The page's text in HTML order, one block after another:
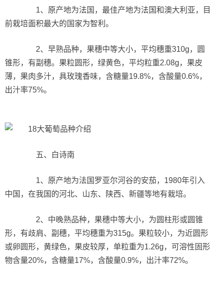
1、原产地为法国，最佳产地为法国和澳大利亚，目
前栽培面积最大的国家为智利。
2、早熟品种，果穗中等大小，平均穗重310g，圆
锥形，有副穗。果粒圆形，绿黄色，平均粒重2.08g，果皮
薄，果肉多汁，具玫瑰香味，含糖量19.8%，含酸量0.6%，
出汁率75%。
五、白诗南
1、原产地为法国罗亚尔河谷的安茄，1980年引入
中国，在我国的河北、山东、陕西、新疆等地有栽培。
2、中晚熟品种，果穗中等大小，为圆柱形或圆锥
形，有歧肩、副穗，平均穗重为315g。果粒较小，为近圆形
或卵圆形，黄绿色，果皮较厚，单粒重为1.26g，可溶性固形
物含量20%，含糖量17%，含酸量0.9%，出汁率72%。